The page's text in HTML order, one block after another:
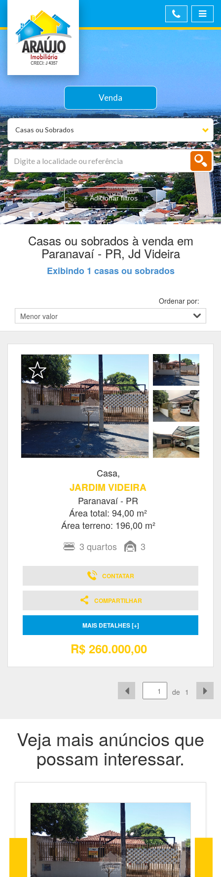
Casas ou Sobrados
Venda
+ Adicionar filtros
Casas ou sobrados à venda em
Paranavaí - PR, Jd Videira
Exibindo 1 casas ou sobrados
Ordenar por:
Casa,
JARDIM VIDEIRA
Paranavaí - PR
Área total: 94,00 m²
Área terreno: 196,00 m²
3 quartos 3
CONTATAR
COMPARTILHAR
MAIS DETALHES [+]
R$ 260.000,00
de 1
Veja mais anúncios que
possam interessar.